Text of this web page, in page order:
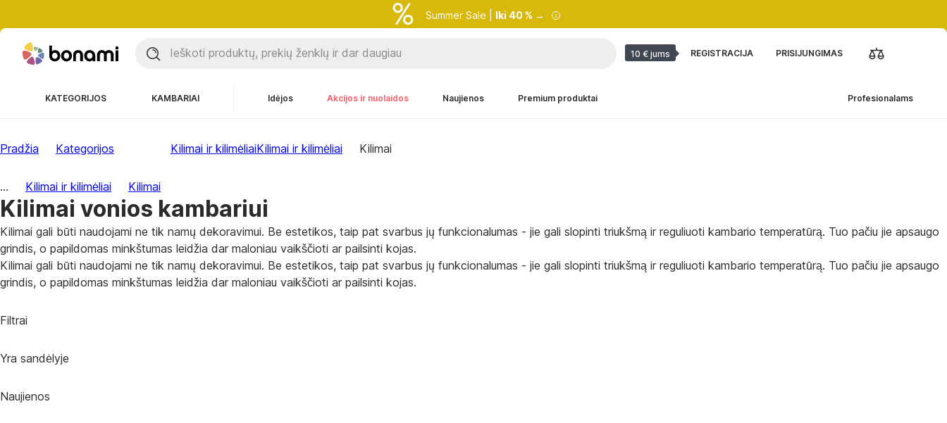
Summer Sale | Iki 40 % →
10 € jums REGISTRACIJA PRISIJUNGIMAS
KATEGORIJOS KAMBARIAI Idėjos Akcijos ir nuolaidos Naujienos Premium produktai Profesionalams
Pradžia Kategorijos Kilimai ir kilimėliaiKilimai ir kilimėliai Kilimai
... Kilimai ir kilimėliai Kilimai
Kilimai vonios kambariui
Kilimai gali būti naudojami ne tik namų dekoravimui. Be estetikos, taip pat svarbus jų funkcionalumas - jie gali slopinti triukšmą ir reguliuoti kambario temperatūrą. Tuo pačiu jie apsaugo
grindis, o papildomas minkštumas leidžia dar maloniau vaikščioti ar pailsinti kojas.
Kilimai gali būti naudojami ne tik namų dekoravimui. Be estetikos, taip pat svarbus jų funkcionalumas - jie gali slopinti triukšmą ir reguliuoti kambario temperatūrą. Tuo pačiu jie apsaugo
grindis, o papildomas minkštumas leidžia dar maloniau vaikščioti ar pailsinti kojas.
Filtrai
Yra sandėlyje
Naujienos